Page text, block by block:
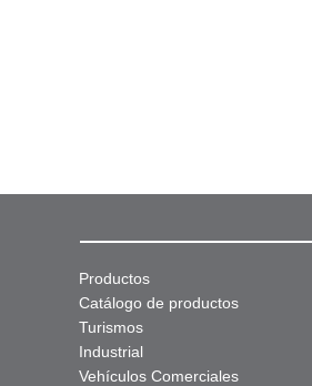
Productos
Catálogo de productos
Turismos
Industrial
Vehículos Comerciales